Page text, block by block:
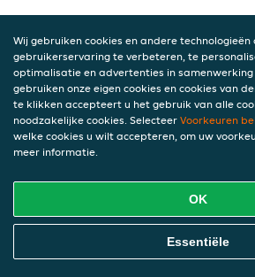
Wij gebruiken cookies en andere technologieën
gebruikerservaring te verbeteren, te
optimalisatie en advertenties in
gebruiken onze eigen cookies en cookies van
te klikken accepteert u het gebruik van alle
noodzakelijke cookies. Selecteer Voorkeuren
welke cookies u wilt accepteren, om uw
meer informatie.
OK
Essentiële